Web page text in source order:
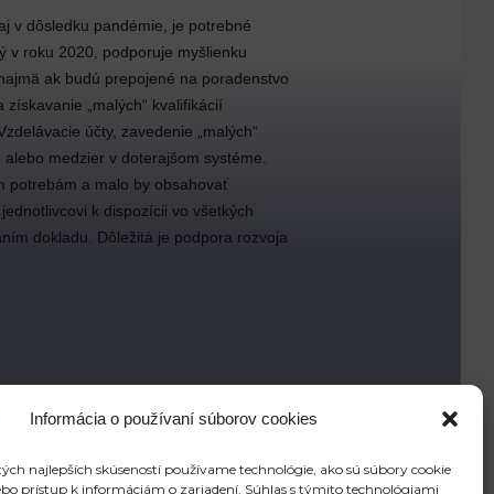
Informácia o používaní súborov cookies
najlepších skúseností používame technológie, ako sú súbory cookie
prístup k informáciám o zariadení. Súhlas s týmito technológiami
v dôsledku pandémie, je potrebné
v roku 2020, podporuje myšlienku
ak budú prepojené na poradenstvo
„malých“ kvalifikácií
účty, zavedenie „malých“
medzier v doterajšom systéme.
potrebám a malo by obsahovať
k dispozícii vo všetkých
dokladu. Dôležitá je podpora rozvoja